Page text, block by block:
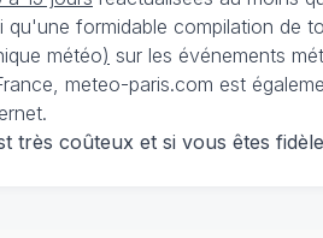
qu'une formidable compilation de
météo) sur les événements
meteo-paris.com est
très coûteux et si vous êtes